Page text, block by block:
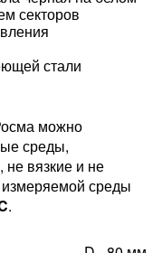
секторов
стали
можно
среды,
вязкие и не
среды
.